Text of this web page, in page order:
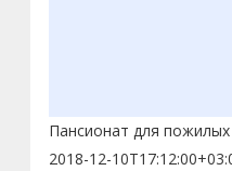
Пансионат для
2018-12-